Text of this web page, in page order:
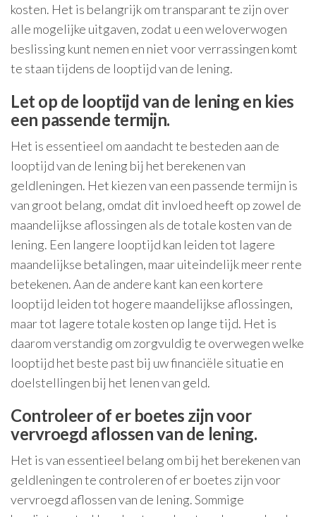
kosten. Het is belangrijk om transparant te zijn over
alle mogelijke uitgaven, zodat u een weloverwogen
beslissing kunt nemen en niet voor verrassingen komt
te staan tijdens de looptijd van de lening.
Let op de looptijd van de lening en kies
een passende termijn.
Het is essentieel om aandacht te besteden aan de
looptijd van de lening bij het berekenen van
geldleningen. Het kiezen van een passende termijn is
van groot belang, omdat dit invloed heeft op zowel de
maandelijkse aflossingen als de totale kosten van de
lening. Een langere looptijd kan leiden tot lagere
maandelijkse betalingen, maar uiteindelijk meer rente
betekenen. Aan de andere kant kan een kortere
looptijd leiden tot hogere maandelijkse aflossingen,
maar tot lagere totale kosten op lange tijd. Het is
daarom verstandig om zorgvuldig te overwegen welke
looptijd het beste past bij uw financiële situatie en
doelstellingen bij het lenen van geld.
Controleer of er boetes zijn voor
vervroegd aflossen van de lening.
Het is van essentieel belang om bij het berekenen van
geldleningen te controleren of er boetes zijn voor
vervroegd aflossen van de lening. Sommige